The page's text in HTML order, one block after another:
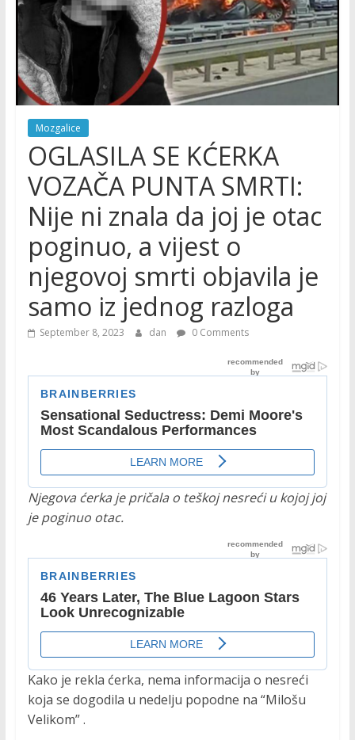
Mozgalice
OGLASILA SE KĆERKA
VOZAČA PUNTA SMRTI:
Nije ni znala da joj je otac
poginuo, a vijest o
njegovoj smrti objavila je
samo iz jednog razloga
September 8, 2023 dan 0 Comments
Njegova ćerka je pričala o teškoj nesreći u kojoj joj
je poginuo otac.
Kako je rekla ćerka, nema informacija o nesreći
koja se dogodila u nedelju popodne na “Milošu
Velikom” .